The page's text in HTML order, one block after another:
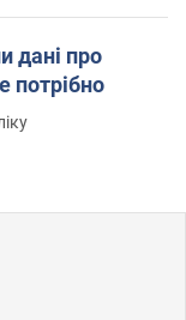
дані про
потрібно